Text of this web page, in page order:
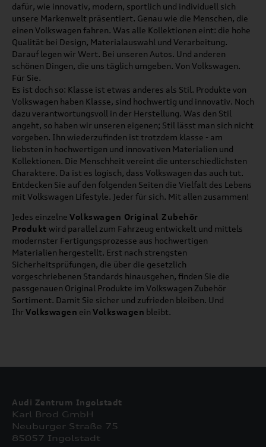
dafür, wie innovativ, modern, sportlich und individuell sich
unsere Markenwelt präsentiert. Genau wie die Menschen, die
einen Volkswagen fahren. Was alle Kollektionen eint: die hohe
Qualität bei Design, Materialauswahl und Verarbeitung.
Darauf legen wir Wert. Bei unseren Autos. Und anderen
schönen Dingen, die uns täglich umgeben. Von Volkswagen.
Für Sie.
Es ist doch so: Klasse ist etwas anderes als Stil. Produkte von
Volkswagen haben Klasse, sind hochwertig und innovativ. Noch
dazu verantwortungsvoll in der Herstellung. Was den Stil
angeht, so haben wir unseren eigenen; Stil lässt man sich nicht
vorgeben. Ihn wiederzufinden ist trotzdem klasse - am
liebsten in hochwertigen und innovativen Materialien und
Kollektionen. Die Menschheit vereint die unterschiedlichsten
Charaktere. Da ist es logisch, dass Volkswagen das auch tut.
Entdecken Sie auf den folgenden Seiten die Vielfalt des Lebens
mit Volkswagen Lifestyle. Jeder für sich. Mit allen zusammen!
Jedes einzelne Volkswagen Original Zubehör
Produkt wird parallel zum Fahrzeug entwickelt und mittels
modernster Fertigungsprozesse aus hochwertigen
Materialien hergestellt. Erst nach strengsten
Sicherheitsprüfungen, die über die gesetzlich
vorgeschriebenen Standards hinausgehen, finden Sie die
passgenauen Original Produkte im Volkswagen Zubehör
Sortiment. Damit Sie sicher und zufrieden bleiben. Und
Ihr Volkswagen ein Volkswagen bleibt.
Audi Zentrum Ingolstadt
Karl Brod GmbH
Neuburger Straße 75
85057 Ingolstadt